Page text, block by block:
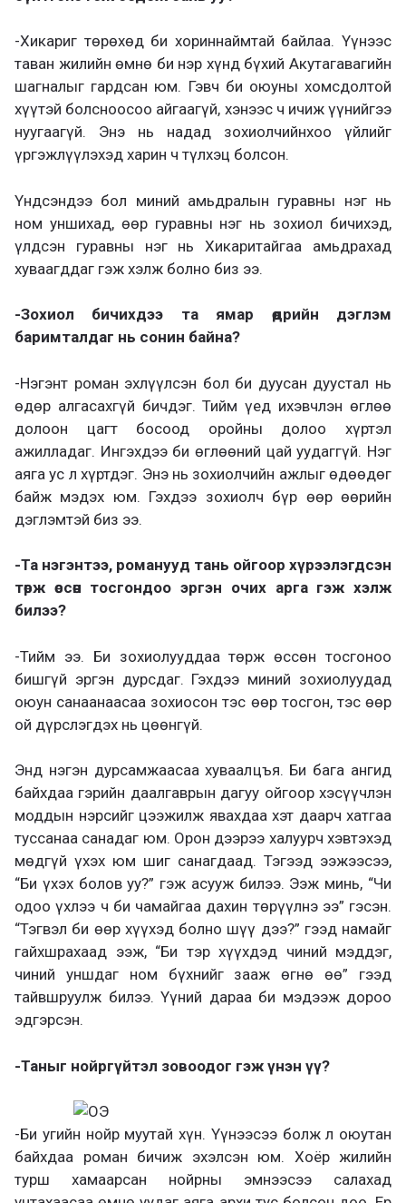
-Хикариг төрөхөд би хориннаймтай байлаа. Үүнээс
таван жилийн өмнө би нэр хүнд бүхий Акутагавагийн
шагналыг гардсан юм. Гэвч би оюуны хомсдолтой
хүүтэй болсноосоо айгаагүй, хэнээс ч ичиж үүнийгээ
нуугаагүй. Энэ нь надад зохиолчийнхоо үйлийг
үргэжлүүлэхэд харин ч түлхэц болсон.
Үндсэндээ бол миний амьдралын гуравны нэг нь
ном уншихад, өөр гуравны нэг нь зохиол бичихэд,
үлдсэн гуравны нэг нь Хикаритайгаа амьдрахад
хуваагддаг гэж хэлж болно биз ээ.
-Зохиол бичихдээ та ямар өдрийн дэглэм
баримталдаг нь сонин байна?
-Нэгэнт роман эхлүүлсэн бол би дуусан дуустал нь
өдөр алгасахгүй бичдэг. Тийм үед ихэвчлэн өглөө
долоон цагт босоод оройны долоо хүртэл
ажилладаг. Ингэхдээ би өглөөний цай уудаггүй. Нэг
аяга ус л хүртдэг. Энэ нь зохиолчийн ажлыг өдөөдөг
байж мэдэх юм. Гэхдээ зохиолч бүр өөр өөрийн
дэглэмтэй биз ээ.
-Та нэгэнтээ, романууд тань ойгоор хүрээлэгдсэн
төрж өссөн тосгондоо эргэн очих арга гэж хэлж
билээ?
-Тийм ээ. Би зохиолууддаа төрж өссөн тосгоноо
бишгүй эргэн дурсдаг. Гэхдээ миний зохиолуудад
оюун санаанаасаа зохиосон тэс өөр тосгон, тэс өөр
ой дүрслэгдэх нь цөөнгүй.
Энд нэгэн дурсамжаасаа хуваалцъя. Би бага ангид
байхдаа гэрийн даалгаврын дагуу ойгоор хэсүүчлэн
моддын нэрсийг цээжилж явахдаа хэт даарч хатгаа
туссанаа санадаг юм. Орон дээрээ халуурч хэвтэхэд
мөдгүй үхэх юм шиг санагдаад. Тэгээд ээжээсээ,
“Би үхэх болов уу?” гэж асууж билээ. Ээж минь, “Чи
одоо үхлээ ч би чамайгаа дахин төрүүлнэ ээ” гэсэн.
“Тэгвэл би өөр хүүхэд болно шүү дээ?” гээд намайг
гайхшрахаад ээж, “Би тэр хүүхдэд чиний мэддэг,
чиний уншдаг ном бүхнийг зааж өгнө өө” гээд
тайвшруулж билээ. Үүний дараа би мэдээж дороо
эдгэрсэн.
-Таныг нойргүйтэл зовоодог гэж үнэн үү?
-Би угийн нойр муутай хүн. Үүнээсээ болж л оюутан
байхдаа роман бичиж эхэлсэн юм. Хоёр жилийн
турш хамаарсан нойрны эмнээсээ салахад